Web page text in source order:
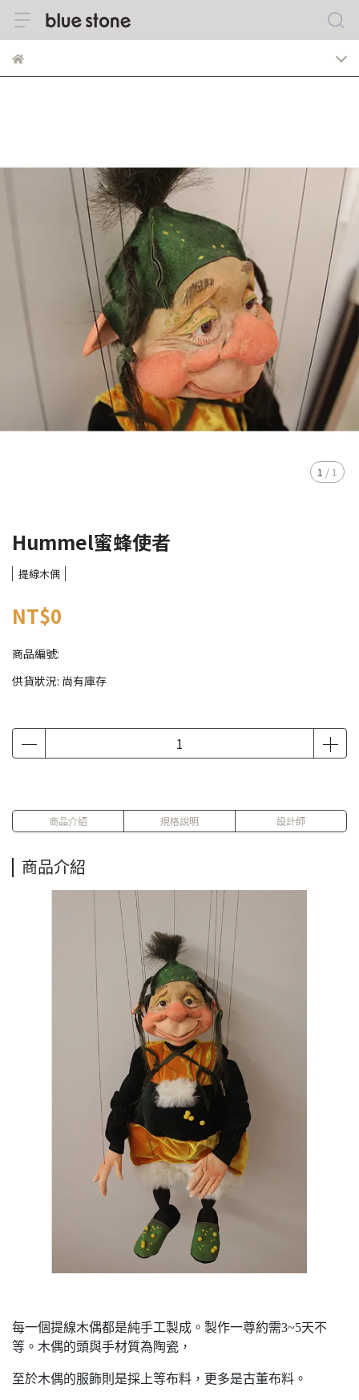
1 / 1
Hummel蜜蜂使者
提線木偶
NT$0
商品編號:
供貨狀況: 尚有庫存
商品介紹 規格說明 設計師
商品介紹
每一個提線木偶都是純手工製成。製作一尊約需3~5天不
等。木偶的頭與手材質為陶瓷，
至於木偶的服飾則是採上等布料，更多是古董布料。